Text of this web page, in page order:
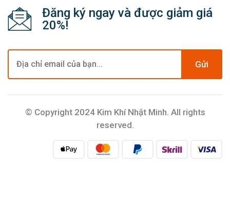
Đăng ký ngay và được giảm giá
20%!
Gửi
© Copyright 2024 Kim Khí Nhật Minh. All rights
reserved.